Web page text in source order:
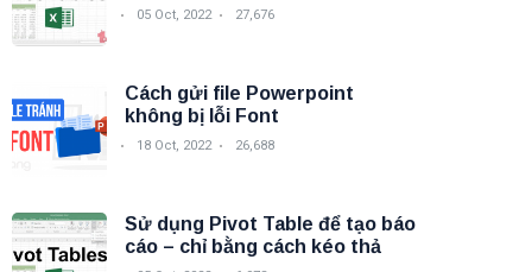
05 Oct, 2022 27,676
Cách gửi file Powerpoint
không bị lỗi Font
18 Oct, 2022 26,688
Sử dụng Pivot Table để tạo báo
cáo – chỉ bằng cách kéo thả